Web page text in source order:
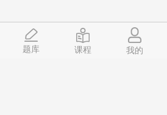
题库 课程 我的